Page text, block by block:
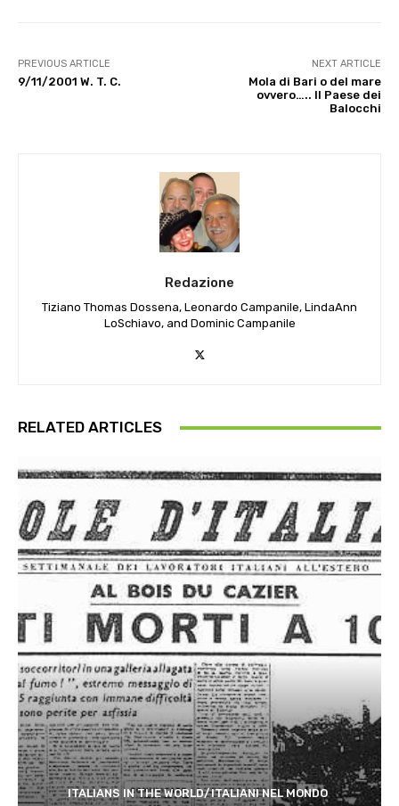
PREVIOUS ARTICLE
9/11/2001 W. T. C.
NEXT ARTICLE
Mola di Bari o del mare
ovvero….. Il Paese dei
Balocchi
Redazione
Tiziano Thomas Dossena, Leonardo Campanile, LindaAnn
LoSchiavo, and Dominic Campanile
RELATED ARTICLES
ITALIANS IN THE WORLD/ITALIANI NEL MONDO